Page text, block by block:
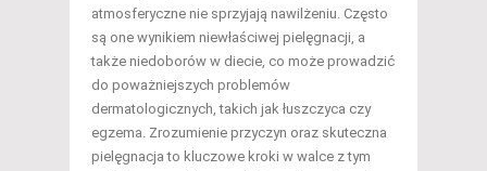
atmosferyczne nie sprzyjają nawilżeniu. Często
są one wynikiem niewłaściwej pielęgnacji, a
także niedoborów w diecie, co może prowadzić
do poważniejszych problemów
dermatologicznych, takich jak łuszczyca czy
egzema. Zrozumienie przyczyn oraz skuteczna
pielęgnacja to kluczowe kroki w walce z tym